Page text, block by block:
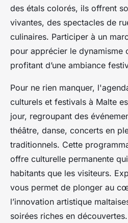
des étals colorés, ils offrent
vivantes, des spectacles de
culinaires. Participer à un
pour apprécier le dynamisme
profitant d’une ambiance
Pour ne rien manquer,
culturels et festivals à Malte
jour, regroupant des
théâtre, danse, concerts en
traditionnels. Cette
offre culturelle permanente
habitants que les visiteurs.
vous permet de plonger au
l’innovation artistique
soirées riches en découvertes.